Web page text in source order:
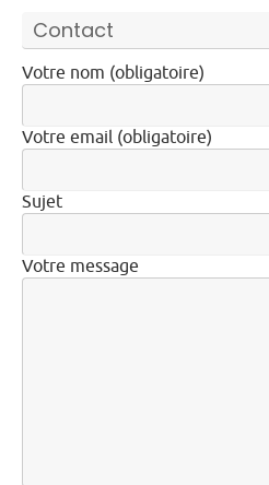
Contact
Votre nom (obligatoire)
Votre email (obligatoire)
Sujet
Votre message